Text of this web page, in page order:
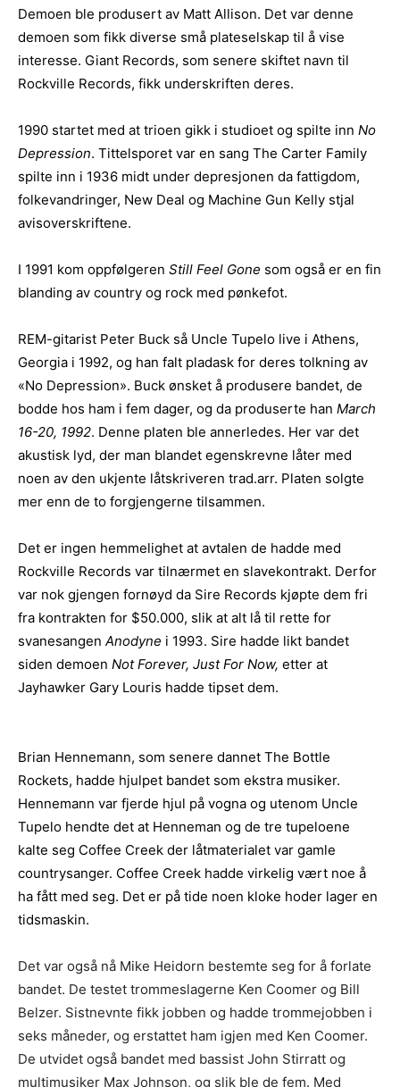
Demoen ble produsert av Matt Allison. Det var denne
demoen som fikk diverse små plateselskap til å vise
interesse. Giant Records, som senere skiftet navn til
Rockville Records, fikk underskriften deres.
1990 startet med at trioen gikk i studioet og spilte inn No
Depression. Tittelsporet var en sang The Carter Family
spilte inn i 1936 midt under depresjonen da fattigdom,
folkevandringer, New Deal og Machine Gun Kelly stjal
avisoverskriftene.
I 1991 kom oppfølgeren Still Feel Gone som også er en fin
blanding av country og rock med pønkefot.
REM-gitarist Peter Buck så Uncle Tupelo live i Athens,
Georgia i 1992, og han falt pladask for deres tolkning av
«No Depression». Buck ønsket å produsere bandet, de
bodde hos ham i fem dager, og da produserte han March
16-20, 1992. Denne platen ble annerledes. Her var det
akustisk lyd, der man blandet egenskrevne låter med
noen av den ukjente låtskriveren trad.arr. Platen solgte
mer enn de to forgjengerne tilsammen.
Det er ingen hemmelighet at avtalen de hadde med
Rockville Records var tilnærmet en slavekontrakt. Derfor
var nok gjengen fornøyd da Sire Records kjøpte dem fri
fra kontrakten for $50.000, slik at alt lå til rette for
svanesangen Anodyne i 1993. Sire hadde likt bandet
siden demoen Not Forever, Just For Now, etter at
Jayhawker Gary Louris hadde tipset dem.
Brian Hennemann, som senere dannet The Bottle
Rockets, hadde hjulpet bandet som ekstra musiker.
Hennemann var fjerde hjul på vogna og utenom Uncle
Tupelo hendte det at Henneman og de tre tupeloene
kalte seg Coffee Creek der låtmaterialet var gamle
countrysanger. Coffee Creek hadde virkelig vært noe å
ha fått med seg. Det er på tide noen kloke hoder lager en
tidsmaskin.
Det var også nå Mike Heidorn bestemte seg for å forlate
bandet. De testet trommeslagerne Ken Coomer og Bill
Belzer. Sistnevnte fikk jobben og hadde trommejobben i
seks måneder, og erstattet ham igjen med Ken Coomer.
De utvidet også bandet med bassist John Stirratt og
multimusiker Max Johnson, og slik ble de fem. Med